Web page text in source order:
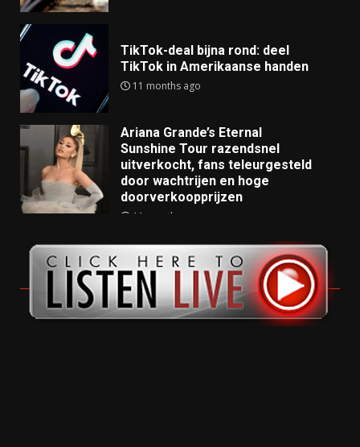
TikTok-deal bijna rond: deel
TikTok in Amerikaanse handen
11 months ago
Ariana Grande’s Eternal
Sunshine Tour razendsnel
uitverkocht, fans teleurgesteld
door wachtrijen en hoge
doorverkoopprijzen
11 months ago